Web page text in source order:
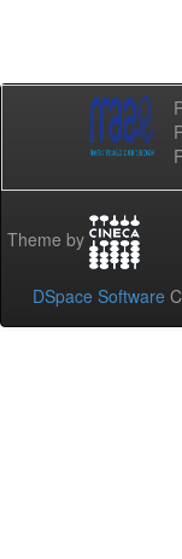
Theme by
DSpace Software